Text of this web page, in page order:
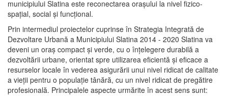
municipiului Slatina este reconectarea oraşului la nivel fizico-
spaţial, social şi funcţional.
Prin intermediul proiectelor cuprinse în Strategia Integrată de
Dezvoltare Urbană a Municipiului Slatina 2014 - 2020 Slatina va
deveni un oraş compact şi verde, cu o înţelegere durabilă a
dezvoltării urbane, orientat spre utilizarea eficientă şi eficace a
resurselor locale în vederea asigurării unui nivel ridicat de calitate
a vieţii pentru o populaţie tânără, cu un nivel ridicat de pregătire
profesională. Principalele aspecte urmărite în acest sens sunt: